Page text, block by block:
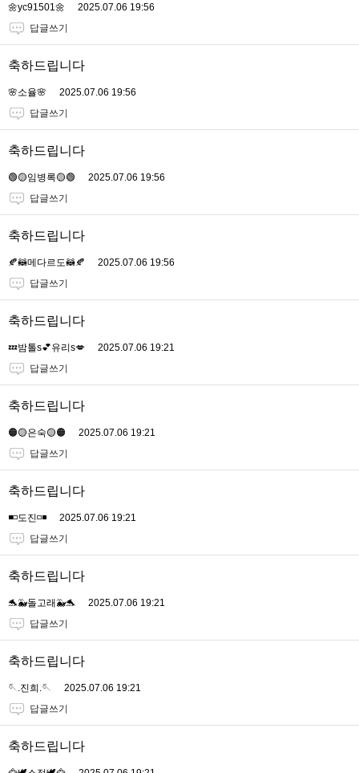
🌼yc91501🌼
2025.07.06 19:56
답글쓰기
축하드립니다
🌸소율🌸
2025.07.06 19:56
답글쓰기
축하드립니다
🟢🟡임병록🟡🟢
2025.07.06 19:56
답글쓰기
축하드립니다
🍂🦝메다르도🦝🍂
2025.07.06 19:56
답글쓰기
축하드립니다
💤밤톨s💕유리s💋
2025.07.06 19:21
답글쓰기
축하드립니다
🟠🟡은숙🟡🟠
2025.07.06 19:21
답글쓰기
축하드립니다
◾️◽️도진◽️◾️
2025.07.06 19:21
답글쓰기
축하드립니다
🐬🐳돌고래🐳🐬
2025.07.06 19:21
답글쓰기
축하드립니다
🪡.진희.🪡
2025.07.06 19:21
답글쓰기
축하드립니다